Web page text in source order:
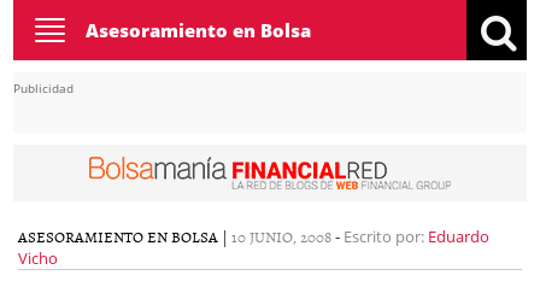
Toggle
navigation
Asesoramiento en Bolsa
Publicidad
ASESORAMIENTO EN BOLSA | 10 JUNIO, 2008- Escrito por: Eduardo
Vicho